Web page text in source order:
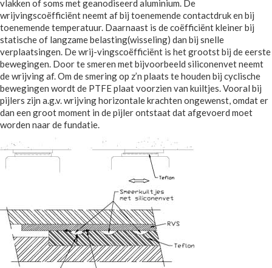
vlakken of soms met geanodiseerd aluminium. De
wrijvingscoëfficiënt neemt af bij toenemende contactdruk en bij
toenemende temperatuur. Daarnaast is de coëfficiënt kleiner bij
statische of langzame belasting(wisseling) dan bij snelle
verplaatsingen. De wrij-vingscoëfficiënt is het grootst bij de eerste
bewegingen. Door te smeren met bijvoorbeeld siliconenvet neemt
de wrijving af. Om de smering op z’n plaats te houden bij cyclische
bewegingen wordt de PTFE plaat voorzien van kuiltjes. Vooral bij
pijlers zijn a.g.v. wrijving horizontale krachten ongewenst, omdat er
dan een groot moment in de pijler ontstaat dat afgevoerd moet
worden naar de fundatie.